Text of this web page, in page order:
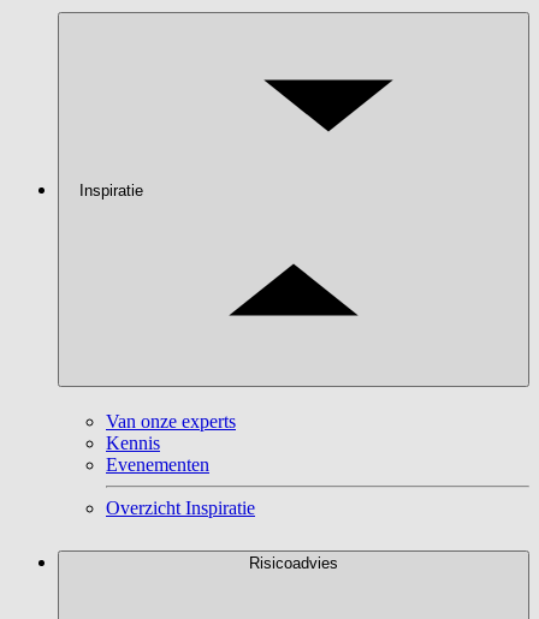
Inspiratie
Van onze experts
Kennis
Evenementen
Overzicht Inspiratie
Risicoadvies